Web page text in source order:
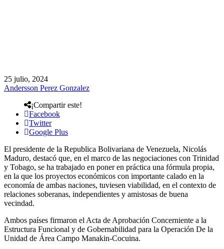
25 julio, 2024
Andersson Perez Gonzalez
¡Compartir este!
Facebook
Twitter
Google Plus
El presidente de la Republica Bolivariana de Venezuela, Nicolás
Maduro, destacó que, en el marco de las negociaciones con Trinidad
y Tobago, se ha trabajado en poner en práctica una fórmula propia,
en la que los proyectos económicos con importante calado en la
economía de ambas naciones, tuviesen viabilidad, en el contexto de
relaciones soberanas, independientes y amistosas de buena
vecindad.
Ambos países firmaron el Acta de Aprobación Concerniente a la
Estructura Funcional y de Gobernabilidad para la Operación De la
Unidad de Área Campo Manakin-Cocuina.